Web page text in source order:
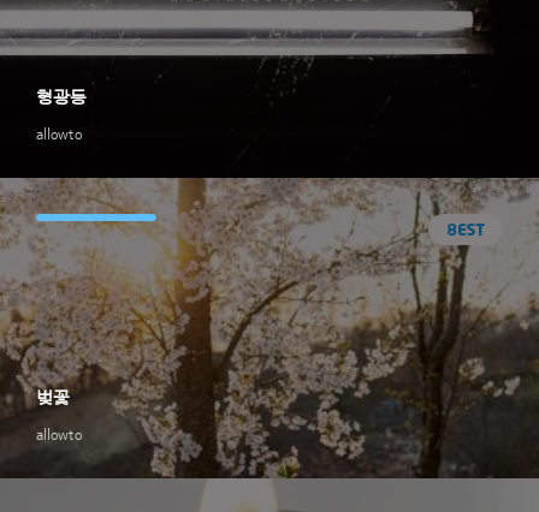
allowto
형광등
allowto
벚꽃